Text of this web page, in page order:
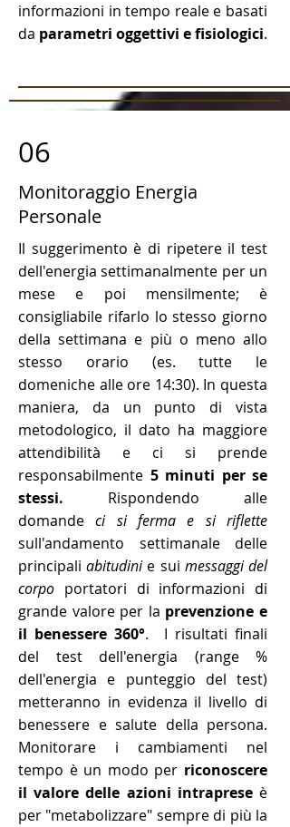
informazioni in tempo reale e basati
da parametri oggettivi e fisiologici.
06
Monitoraggio Energia
Personale
Il suggerimento è di ripetere il test
dell'energia settimanalmente per un
mese e poi mensilmente; è
consigliabile rifarlo lo stesso giorno
della settimana e più o meno allo
stesso orario (es. tutte le
domeniche alle ore 14:30). In questa
maniera, da un punto di vista
metodologico, il dato ha maggiore
attendibilità e ci si prende
responsabilmente 5 minuti per se
stessi. Rispondendo alle
domandeci si ferma e si riflette
sull'andamento settimanale delle
principaliabitudinie sui messaggi del
corpo portatori di informazioni di
grande valore per la prevenzione e
il benessere 360°. I risultati finali
del test dell'energia (range %
dell'energia e punteggio del test)
metteranno in evidenza il livello di
benessere e salute della persona.
Monitorare i cambiamenti nel
tempo è un modo per riconoscere
il valore delle azioni intrapreseè
per "metabolizzare" sempre di più la